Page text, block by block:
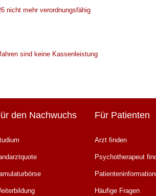
nicht mehr verordnungsfähig
sind keine Kassenleistung
den Nachwuchs Für Patienten
Arzt finden
Psychotherapeut
Häufige Fragen